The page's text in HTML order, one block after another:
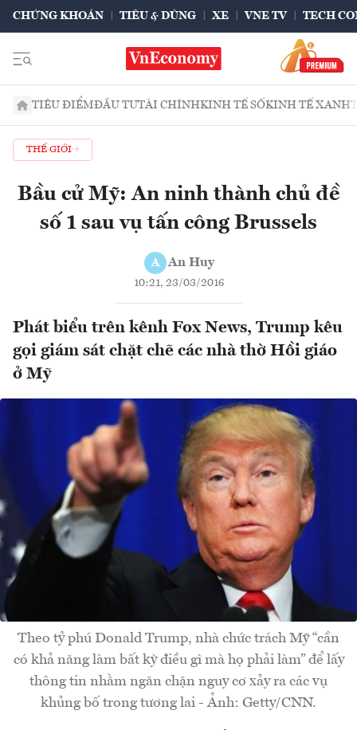
CHỨNG KHOÁN TIÊU & DÙNG XE VNE TV TECH
TIÊU ĐIỂMĐẦU TƯTÀI CHÍNHKINH TẾ SỐKINH TẾ XANH
THẾ GIỚI
Bầu cử Mỹ: An ninh thành chủ đề
số 1 sau vụ tấn công Brussels
A An Huy
10:21, 23/03/2016
Phát biểu trên kênh Fox News, Trump kêu
gọi giám sát chặt chẽ các nhà thờ Hồi giáo
ở Mỹ
Theo tỷ phú Donald Trump, nhà chức trách Mỹ “cần
có khả năng làm bất kỳ điều gì mà họ phải làm” để lấy
thông tin nhằm ngăn chặn nguy cơ xảy ra các vụ
khủng bố trong tương lai - Ảnh: Getty/CNN.